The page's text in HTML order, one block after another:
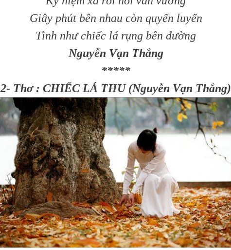
Giây phút bên nhau còn quyến luyến
Tình như chiếc lá rụng bên đường
Nguyễn Vạn Thắng
*****
2- Thơ : CHIẾC LÁ THU (Nguyễn Vạn Thắng)